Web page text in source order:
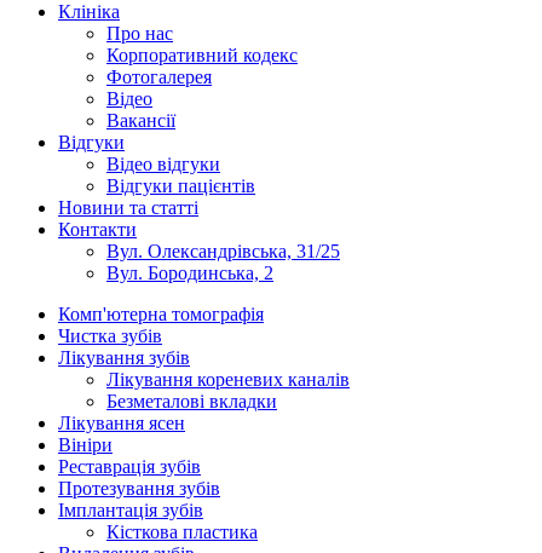
Клініка
Про нас
Корпоративний кодекс
Фотогалерея
Відео
Вакансії
Відгуки
Відео відгуки
Відгуки пацієнтів
Новини та статті
Контакти
Вул. Олександрівська, 31/25
Вул. Бородинська, 2
Комп'ютерна томографія
Чистка зубів
Лікування зубів
Лікування кореневих каналів
Безметалові вкладки
Лікування ясен
Вініри
Реставрація зубів
Протезування зубів
Імплантація зубів
Кісткова пластика